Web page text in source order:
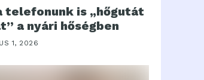
telefonunk is „hőgutát
a nyári hőségben
1, 2026